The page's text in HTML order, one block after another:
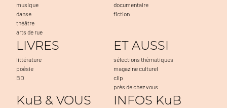
musique
danse
théâtre
arts de rue
documentaire
fiction
LIVRES
littérature
poésie
BD
ET AUSSI
sélections thématiques
magazine culturel
clip
près de chez vous
KuB & VOUS INFOS KuB